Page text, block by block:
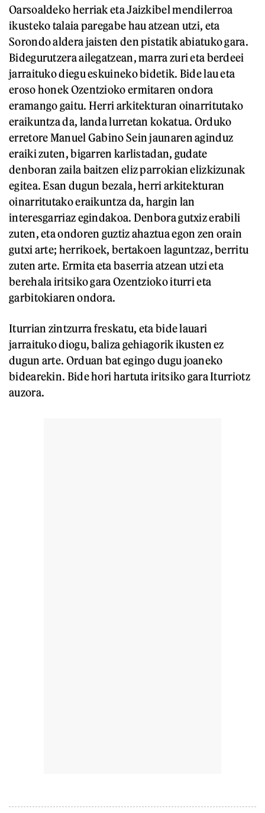
Oarsoaldeko herriak eta Jaizkibel mendilerroa
ikusteko talaia paregabe hau atzean utzi, eta
Sorondo aldera jaisten den pistatik abiatuko gara.
Bidegurutzera ailegatzean, marra zuri eta berdeei
jarraituko diegu eskuineko bidetik. Bide lau eta
eroso honek Ozentzioko ermitaren ondora
eramango gaitu. Herri arkitekturan oinarritutako
eraikuntza da, landa lurretan kokatua. Orduko
erretore Manuel Gabino Sein jaunaren aginduz
eraiki zuten, bigarren karlistadan, gudate
denboran zaila baitzen eliz parrokian elizkizunak
egitea. Esan dugun bezala, herri arkitekturan
oinarritutako eraikuntza da, hargin lan
interesgarriaz egindakoa. Denbora gutxiz erabili
zuten, eta ondoren guztiz ahaztua egon zen orain
gutxi arte; herrikoek, bertakoen laguntzaz, berritu
zuten arte. Ermita eta baserria atzean utzi eta
berehala iritsiko gara Ozentzioko iturri eta
garbitokiaren ondora.
Iturrian zintzurra freskatu, eta bide lauari
jarraituko diogu, baliza gehiagorik ikusten ez
dugun arte. Orduan bat egingo dugu joaneko
bidearekin. Bide hori hartuta iritsiko gara Iturriotz
auzora.